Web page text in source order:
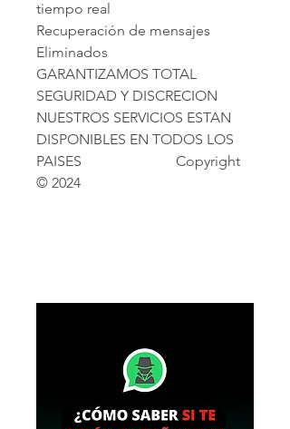
tiempo real
Recuperación de mensajes
Eliminados
GARANTIZAMOS TOTAL
SEGURIDAD Y DISCRECION
NUESTROS SERVICIOS ESTAN
DISPONIBLES EN TODOS LOS
PAISES                          Copyright
© 2024